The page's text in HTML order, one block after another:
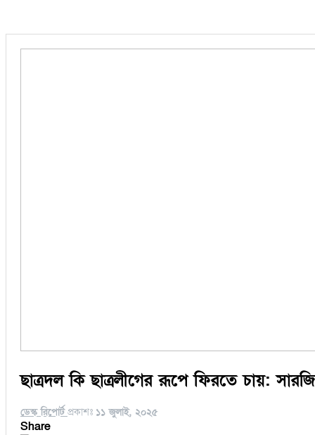
ছাত্রদল কি ছাত্রলীগের রূপে ফিরতে চায়:
ডেস্ক রিপোর্ট প্রকাশঃ ১১ জুলাই, ২০২৫
Share